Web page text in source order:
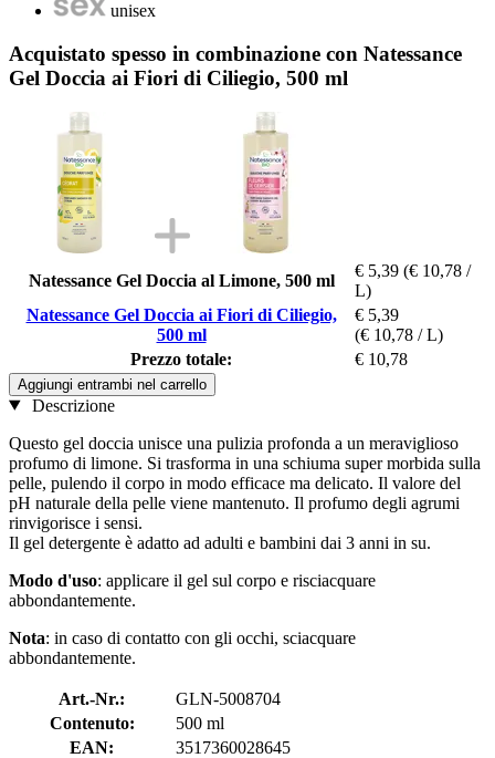
unisex
Acquistato spesso in combinazione con Natessance
Gel Doccia ai Fiori di Ciliegio, 500 ml
Natessance Gel Doccia al Limone, 500 ml
€ 5,39 (€ 10,78 /
L)
Natessance Gel Doccia ai Fiori di Ciliegio,
500 ml
€ 5,39
(€ 10,78 / L)
Prezzo totale:
€ 10,78
Aggiungi entrambi nel carrello
Descrizione
Questo gel doccia unisce una pulizia profonda a un meraviglioso
profumo di limone. Si trasforma in una schiuma super morbida sulla
pelle, pulendo il corpo in modo efficace ma delicato. Il valore del
pH naturale della pelle viene mantenuto. Il profumo degli agrumi
rinvigorisce i sensi.
Il gel detergente è adatto ad adulti e bambini dai 3 anni in su.
Modo d'uso: applicare il gel sul corpo e risciacquare
abbondantemente.
Nota: in caso di contatto con gli occhi, sciacquare
abbondantemente.
Art.-Nr.:
GLN-5008704
Contenuto:
500 ml
EAN:
3517360028645